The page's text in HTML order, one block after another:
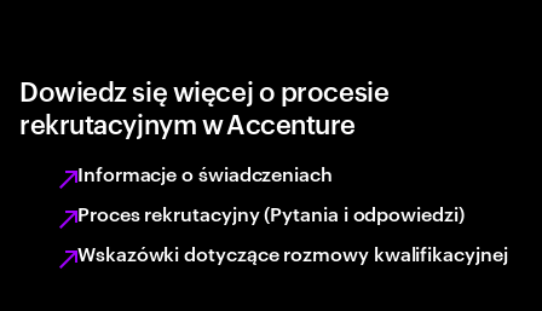
Dowiedz się więcej o procesie
rekrutacyjnym w Accenture
Informacje o świadczeniach
Proces rekrutacyjny (Pytania i odpowiedzi)
Wskazówki dotyczące rozmowy kwalifikacyjnej